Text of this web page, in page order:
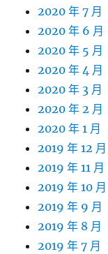
2020 年 7 月
2020 年 6 月
2020 年 5 月
2020 年 4 月
2020 年 3 月
2020 年 2 月
2020 年 1 月
2019 年 12 月
2019 年 11 月
2019 年 10 月
2019 年 9 月
2019 年 8 月
2019 年 7 月